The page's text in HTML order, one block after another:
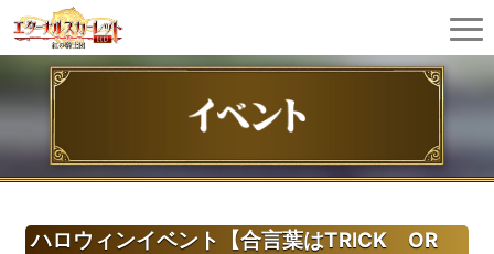
ハロウィンイベント【合言葉はTRICK OR